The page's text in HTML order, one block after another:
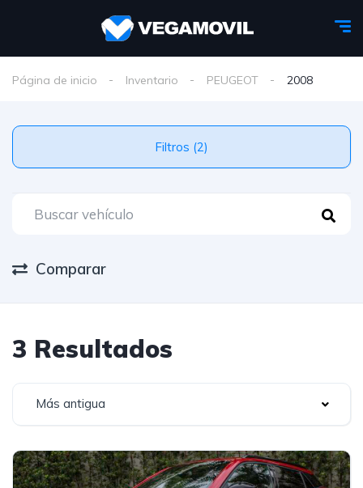
Página de inicio Inventario PEUGEOT 2008
Filtros (2)
Comparar
3 Resultados
Más antigua